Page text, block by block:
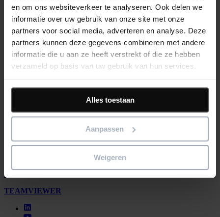
en om ons websiteverkeer te analyseren. Ook delen we
informatie over uw gebruik van onze site met onze
partners voor social media, adverteren en analyse. Deze
partners kunnen deze gegevens combineren met andere
informatie die u aan ze heeft verstrekt of die ze hebben
verzameld op basis van uw gebruik van hun services.
Alles toestaan
Aanpassen
Weigeren
Oplossingen
Project Management
Site/ Informatie Management
Support
Training
Laatste nieuws
Events
Vacatures
TEAMVIEWER